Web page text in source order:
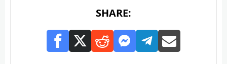
SHARE: